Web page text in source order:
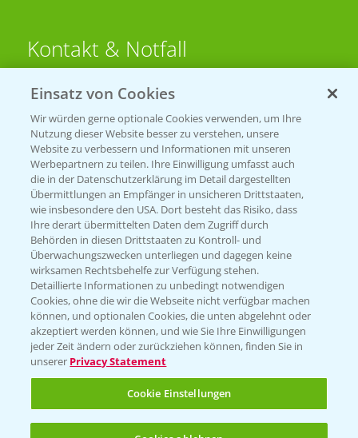
Kontakt & Notfall
Beratung auf WhatsApp
T.+49 (0)174 346 564 1
KONTAKT
Hilfe in Notfällen
T.+49 (0)214/30-20220
Folgen Sie uns
Einsatz von Cookies
Wir würden gerne optionale Cookies verwenden, um Ihre
Nutzung dieser Website besser zu verstehen, unsere
Website zu verbessern und Informationen mit unseren
Werbepartnern zu teilen. Ihre Einwilligung umfasst auch
die in der Datenschutzerklärung im Detail dargestellten
Übermittlungen an Empfänger in unsicheren Drittstaaten,
wie insbesondere den USA. Dort besteht das Risiko, dass
Ihre derart übermittelten Daten dem Zugriff durch
Behörden in diesen Drittstaaten zu Kontroll- und
Überwachungszwecken unterliegen und dagegen keine
wirksamen Rechtsbehelfe zur Verfügung stehen.
Detaillierte Informationen zu unbedingt notwendigen
Cookies, ohne die wir die Webseite nicht verfügbar machen
können, und optionalen Cookies, die unten abgelehnt oder
akzeptiert werden können, und wie Sie Ihre Einwilligungen
jeder Zeit ändern oder zurückziehen können, finden Sie in
unserer Privacy Statement
Cookie Einstellungen